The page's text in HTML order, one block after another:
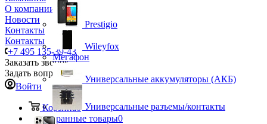
О компании
Новости
Контакты
Контакты
+7 495 135-39-43
Заказать звонок
Задать вопрос
Войти
Корзина0
Избранные товары0
Prestigio
Wileyfox
Мегафон
Универсальные аккумуляторы (АКБ)
Универсальные разъемы/контакты